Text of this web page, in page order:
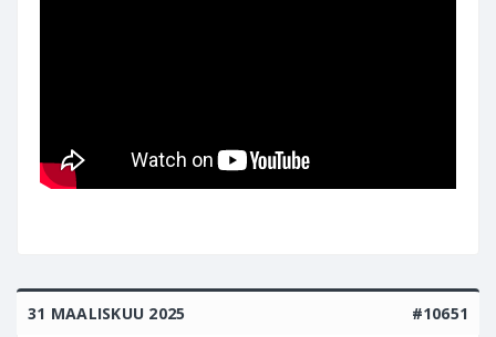
31 MAALISKUU 2025 #10651